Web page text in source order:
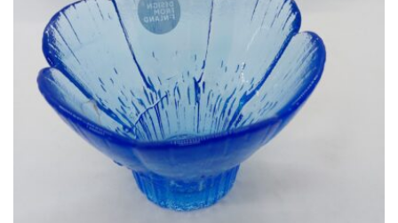
valinnat
tuotteen
sivulla.